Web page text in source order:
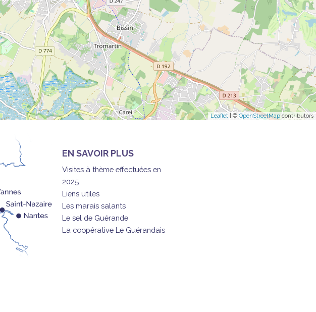
Leaflet | © OpenStreetMap contributors
EN SAVOIR PLUS
Visites à thème effectuées en
2025
Liens utiles
Les marais salants
Le sel de Guérande
La coopérative Le Guérandais